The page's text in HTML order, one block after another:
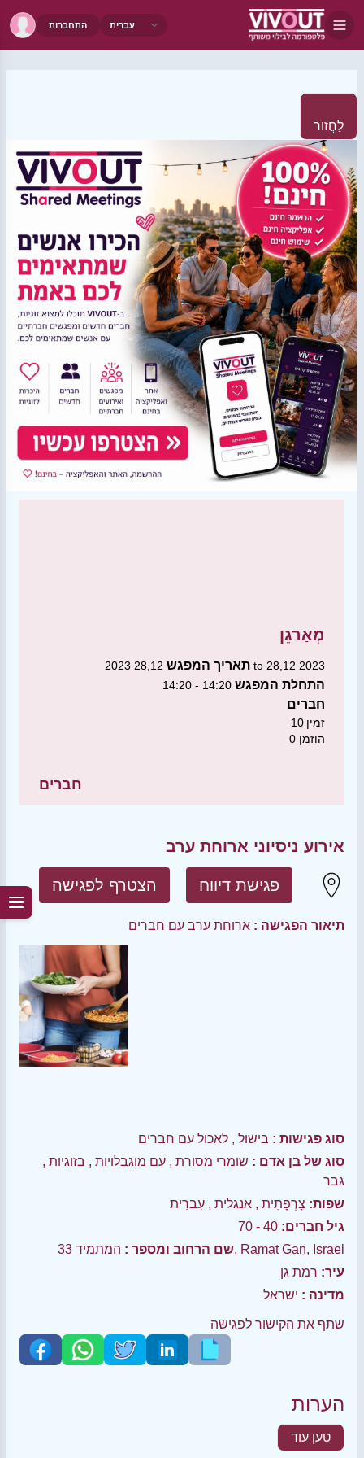
התחברות
לַחֲזוֹר
מְאַרגֵן
תאריך המפגש 28,12 2023 to 28,12 2023
התחלת המפגש 14:20 - 14:20
חברים
10 זמין
0 הוזמן
חברים
אירוע ניסיוני ארוחת ערב
הצטרף לפגישה פגישת דיווח
תיאור הפגישה : ארוחת ערב עם חברים
סוג פגישות : בישול , לאכול עם חברים
סוג של בן אדם : שומרי מסורת , עם מוגבלויות , בזוגיות ,
גבר
שפות: צָרְפָתִית , אנגלית , עִברִית
גיל חברים: 40 - 70
שם הרחוב ומספר :המתמיד 33, Ramat Gan, Israel
עיר: רמת גן
מדינה : ישראל
שתף את הקישור לפגישה
הערות
טען עוד